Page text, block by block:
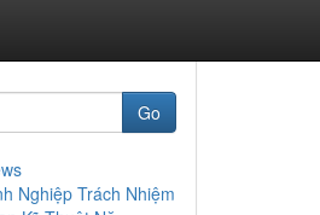
Go
Nghiệp Trách Nhiệm